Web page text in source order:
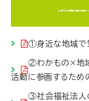
①身近な地域で
②わかもの×地域
活動に参画するため
③社会福祉法人